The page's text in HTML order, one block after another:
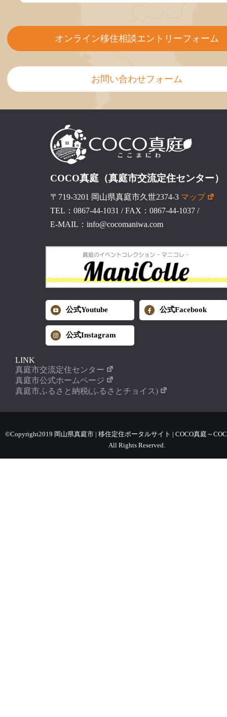
オンライン移住相談エントリーフォーム
お問い合わせフォーム
COCO真庭（真庭市交流定住センター）
〒719-3201 岡山県真庭市久世2374-3 マップ
TEL：0867-44-1031 /FAX：0867-44-1037/
E-MAIL：info@cocomaniwa.com
公式Youtube 公式Facebook
公式Instagram
LINK
真庭市交流定住センター
真庭市公式ホームページ
真庭市ふるさと納税(ふるさとチョイス)
©Copyright2019 岡山県真庭市 | 移住定住ポータルサイト | COCO真庭～
All Rights Reserved.